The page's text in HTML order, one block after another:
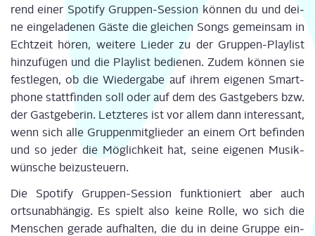
rend einer Spo­ti­fy Grup­pen-Ses­si­on kön­nen du und dei­
ne ein­ge­la­de­nen Gäs­te die glei­chen Songs gemein­sam in
Echt­zeit hören, wei­te­re Lie­der zu der Grup­pen-Play­list
hin­zu­fü­gen und die Play­list bedie­nen. Zudem kön­nen sie
fest­le­gen, ob die Wie­der­ga­be auf ihrem eige­nen Smart­
phone statt­fin­den soll oder auf dem des Gast­ge­bers bzw.
der Gast­ge­be­rin. Letz­te­res ist vor allem dann inter­es­sant,
wenn sich alle Grup­pen­mit­glie­der an einem Ort befin­den
und so jeder die Mög­lich­keit hat, sei­ne eige­nen Musik­
wün­sche bei­zu­steu­ern.
Die Spo­ti­fy Grup­pen-Ses­si­on funk­tio­niert aber auch
orts­un­ab­hän­gig. Es spielt also kei­ne Rol­le, wo sich die
Men­schen gera­de auf­hal­ten, die du in dei­ne Grup­pe ein­